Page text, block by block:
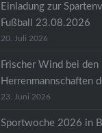
Einladung zur
Fußball 23.08.2026
20. Juli 2026
Frischer Wind bei den
Herrenmannschaften
23. Juni 2026
Sportwoche 2026 in